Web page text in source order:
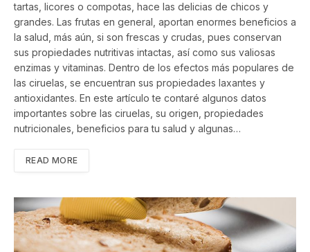
tartas, licores o compotas, hace las delicias de chicos y
grandes. Las frutas en general, aportan enormes beneficios a
la salud, más aún, si son frescas y crudas, pues conservan
sus propiedades nutritivas intactas, así como sus valiosas
enzimas y vitaminas. Dentro de los efectos más populares de
las ciruelas, se encuentran sus propiedades laxantes y
antioxidantes. En este artículo te contaré algunos datos
importantes sobre las ciruelas, su origen, propiedades
nutricionales, beneficios para tu salud y algunas…
READ MORE